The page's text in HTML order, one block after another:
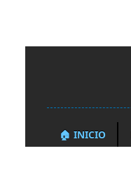
🏠 INICIO